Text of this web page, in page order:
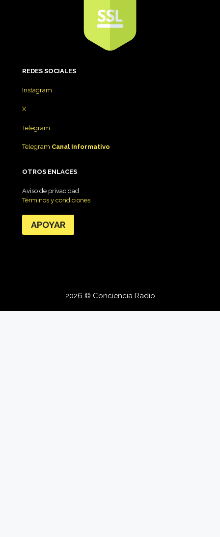
REDES SOCIALES
Instagram
X
Telegram
Telegram Canal Informativo
OTROS ENLACES
Aviso de privacidad
Términos y condiciones
APOYAR
2026 © Conciencia Radio